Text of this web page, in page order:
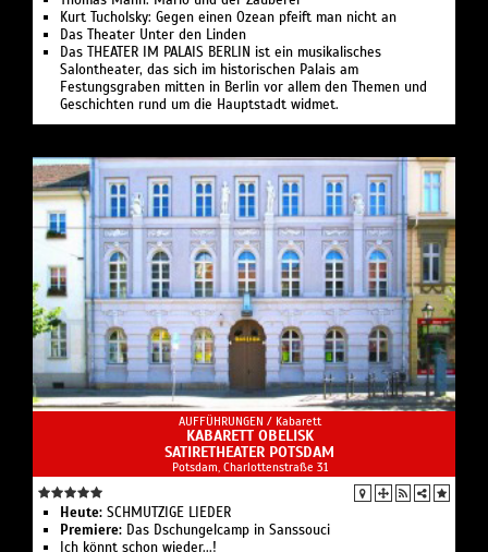
Kurt Tucholsky: Gegen einen Ozean pfeift man nicht an
Das Theater Unter den Linden
Das THEATER IM PALAIS BERLIN ist ein musikalisches
Salontheater, das sich im historischen Palais am
Festungsgraben mitten in Berlin vor allem den Themen und
Geschichten rund um die Hauptstadt widmet.
AUFFÜHRUNGEN / Kabarett
KABARETT OBELISK
SATIRETHEATER POTSDAM
Potsdam, Charlottenstraße 31
Heute: SCHMUTZIGE LIEDER
Premiere: Das Dschungelcamp in Sanssouci
Ich könnt schon wieder...!